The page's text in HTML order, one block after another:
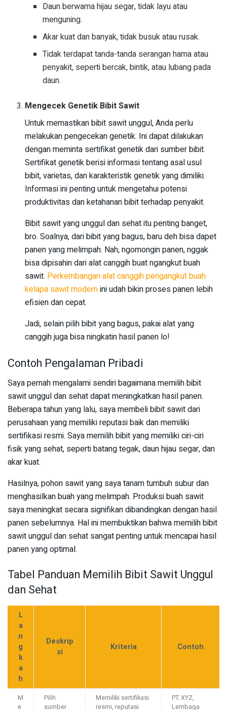
Daun berwarna hijau segar, tidak layu atau
menguning.
Akar kuat dan banyak, tidak busuk atau rusak.
Tidak terdapat tanda-tanda serangan hama atau
penyakit, seperti bercak, bintik, atau lubang pada
daun.
Mengecek Genetik Bibit Sawit
Untuk memastikan bibit sawit unggul, Anda perlu
melakukan pengecekan genetik. Ini dapat dilakukan
dengan meminta sertifikat genetik dari sumber bibit.
Sertifikat genetik berisi informasi tentang asal usul
bibit, varietas, dan karakteristik genetik yang dimiliki.
Informasi ini penting untuk mengetahui potensi
produktivitas dan ketahanan bibit terhadap penyakit.
Bibit sawit yang unggul dan sehat itu penting banget,
bro. Soalnya, dari bibit yang bagus, baru deh bisa dapet
panen yang melimpah. Nah, ngomongin panen, nggak
bisa dipisahin dari alat canggih buat ngangkut buah
sawit. Perkembangan alat canggih pengangkut buah
kelapa sawit modernini udah bikin proses panen lebih
efisien dan cepat.
Jadi, selain pilih bibit yang bagus, pakai alat yang
canggih juga bisa ningkatin hasil panen lo!
Contoh Pengalaman Pribadi
Saya pernah mengalami sendiri bagaimana memilih bibit
sawit unggul dan sehat dapat meningkatkan hasil panen.
Beberapa tahun yang lalu, saya membeli bibit sawit dari
perusahaan yang memiliki reputasi baik dan memiliki
sertifikasi resmi. Saya memilih bibit yang memiliki ciri-ciri
fisik yang sehat, seperti batang tegak, daun hijau segar, dan
akar kuat.
Hasilnya, pohon sawit yang saya tanam tumbuh subur dan
menghasilkan buah yang melimpah. Produksi buah sawit
saya meningkat secara signifikan dibandingkan dengan hasil
panen sebelumnya. Hal ini membuktikan bahwa memilih bibit
sawit unggul dan sehat sangat penting untuk mencapai hasil
panen yang optimal.
Tabel Panduan Memilih Bibit Sawit Unggul
dan Sehat
L
a
n
g
k
a
h
Deskrip
si
Kriteria Contoh
M
e
Pilih
sumber
Memiliki sertifikasi
resmi, reputasi
PT. XYZ,
Lembaga